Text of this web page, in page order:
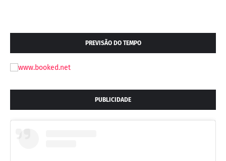
PREVISÃO DO TEMPO
PUBLICIDADE